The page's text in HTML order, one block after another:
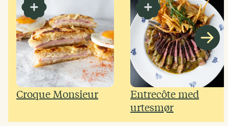
Croque Monsieur
Entrecôte med
urtesmør